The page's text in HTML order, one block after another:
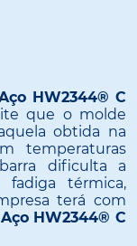
HW2344® C
que o molde
obtida na
temperaturas
dificulta a
térmica,
terá com
Aço HW2344® C